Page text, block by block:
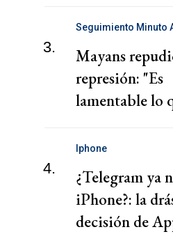
3.
Seguimiento Minuto
Mayans
represión: "Es
lamentable lo
4.
Iphone
¿Telegram ya
iPhone?: la
decisión de